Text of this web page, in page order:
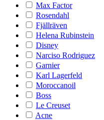
Max Factor
Rosendahl
Fjällräven
Helena Rubinstein
Disney
Narciso Rodriguez
Garnier
Karl Lagerfeld
Moroccanoil
Boss
Le Creuset
Acne